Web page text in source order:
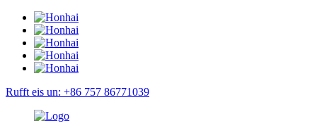
Rufft eis un: +86 757 86771039